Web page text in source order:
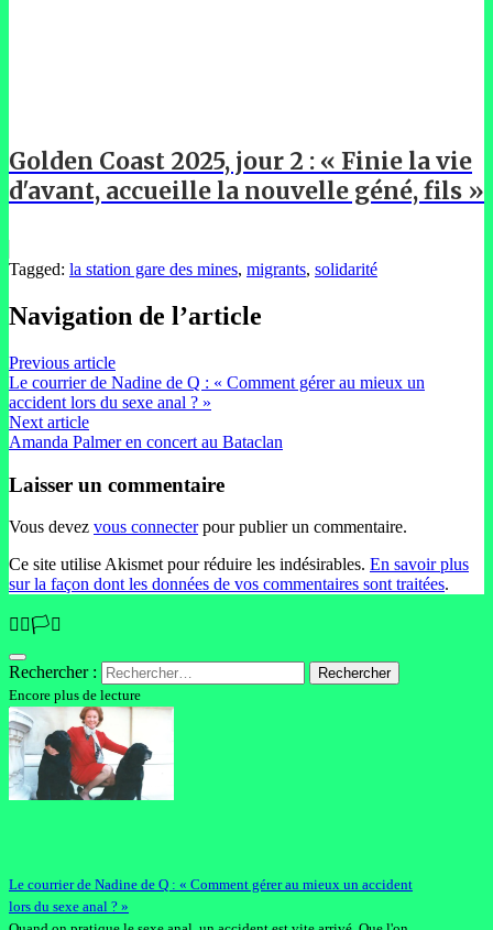
Golden Coast 2025, jour 2 : « Finie la vie
d'avant, accueille la nouvelle géné, fils »
Tagged: la station gare des mines, migrants, solidarité
Navigation de l’article
Previous article
Le courrier de Nadine de Q : « Comment gérer au mieux un
accident lors du sexe anal ? »
Next article
Amanda Palmer en concert au Bataclan
Laisser un commentaire
Vous devez vous connecterpour publier un commentaire.
Ce site utilise Akismet pour réduire les indésirables. En savoir plus
sur la façon dont les données de vos commentaires sont traitées.
🏳️‍🌈🏳️‍⚧️
Rechercher :
Encore plus de lecture
Le courrier de Nadine de Q : « Comment gérer au mieux un accident
lors du sexe anal ? »